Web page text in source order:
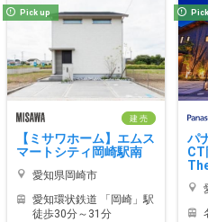
Pick up
建 売
【ミサワホーム】エムス
マートシティ岡崎駅南
愛知県岡崎市
愛知環状鉄道 「岡崎」駅
徒歩30分～31分
Pick
パナ
CT
愛
名